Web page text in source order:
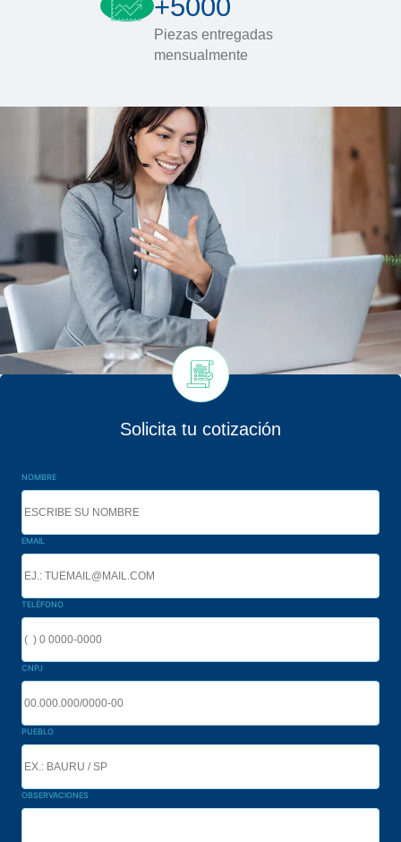
+5000
Piezas entregadas
mensualmente
Solicita tu cotización
NOMBRE
EMAIL
TELÉFONO
CNPJ
PUEBLO
OBSERVACIONES